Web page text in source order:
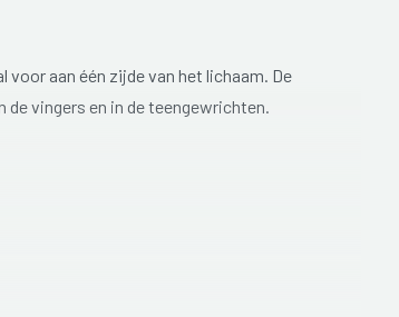
aan één zijde van het lichaam. De
vingers en in de teengewrichten.